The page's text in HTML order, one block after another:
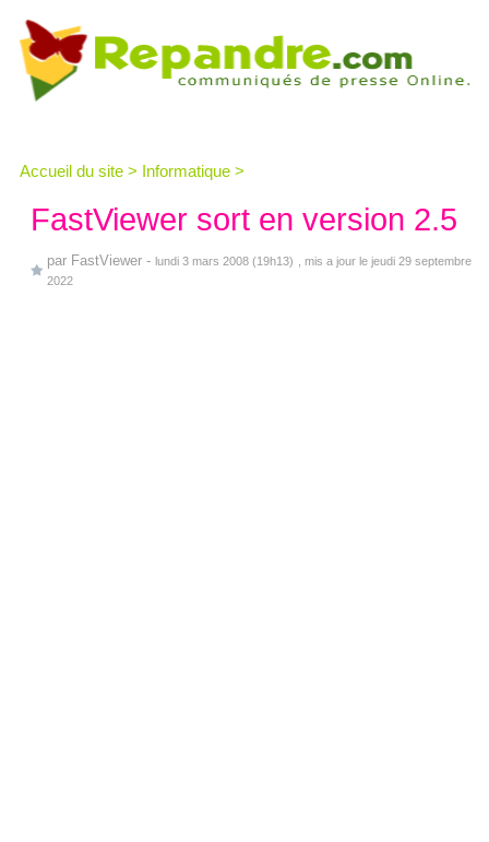
Accueil du site > Informatique >
FastViewer sort en version 2.5
par FastViewer - lundi 3 mars 2008 (19h13)
, mis a jour le jeudi 29 septembre
2022